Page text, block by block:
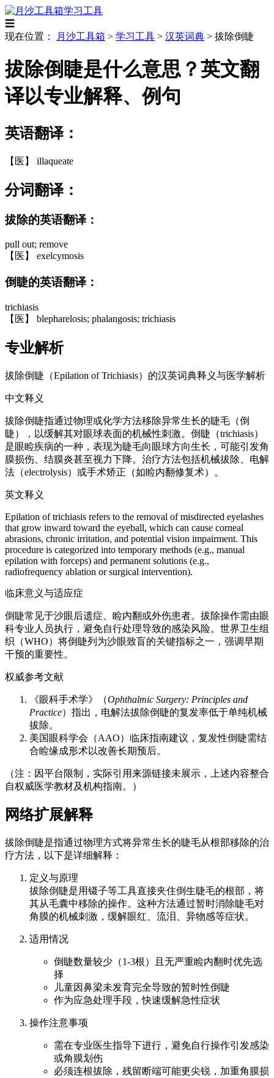
学习工具
☰
现在位置：
月沙工具箱 > 学习工具 > 汉英词典 > 拔除倒睫
拔除倒睫是什么意思？英文翻
译以专业解释、例句
英语翻译：
【医】 illaqueate
分词翻译：
拔除的英语翻译：
pull out; remove
【医】 exelcymosis
倒睫的英语翻译：
trichiasis
【医】 blepharelosis; phalangosis; trichiasis
专业解析
拔除倒睫（Epilation of Trichiasis）的汉英词典释义与医学解析
中文释义
拔除倒睫指通过物理或化学方法移除异常生长的睫毛（倒
睫），以缓解其对眼球表面的机械性刺激。倒睫（trichiasis）
是眼睑疾病的一种，表现为睫毛向眼球方向生长，可能引发角
膜损伤、结膜炎甚至视力下降。治疗方法包括机械拔除、电解
法（electrolysis）或手术矫正（如睑内翻修复术）。
英文释义
Epilation of trichiasis refers to the removal of misdirected eyelashes
that grow inward toward the eyeball, which can cause corneal
abrasions, chronic irritation, and potential vision impairment. This
procedure is categorized into temporary methods (e.g., manual
epilation with forceps) and permanent solutions (e.g.,
radiofrequency ablation or surgical intervention).
临床意义与适应症
倒睫常见于沙眼后遗症、睑内翻或外伤患者。拔除操作需由眼
科专业人员执行，避免自行处理导致的感染风险。世界卫生组
织（WHO）将倒睫列为沙眼致盲的关键指标之一，强调早期
干预的重要性。
权威参考文献
《眼科手术学》（Ophthalmic Surgery: Principles and
Practice）指出，电解法拔除倒睫的复发率低于单纯机械
拔除。
美国眼科学会（AAO）临床指南建议，复发性倒睫需结
合睑缘成形术以改善长期预后。
（注：因平台限制，实际引用来源链接未展示，上述内容整合
自权威医学教材及机构指南。）
网络扩展解释
拔除倒睫是指通过物理方式将异常生长的睫毛从根部移除的治
疗方法，以下是详细解释：
定义与原理
拔除倒睫是用镊子等工具直接夹住倒生睫毛的根部，将
其从毛囊中移除的操作。这种方法通过暂时消除睫毛对
角膜的机械刺激，缓解眼红、流泪、异物感等症状。
适用情况
倒睫数量较少（1-3根）且无严重睑内翻时优先选
择
儿童因鼻梁未发育完全导致的暂时性倒睫
作为应急处理手段，快速缓解急性症状
操作注意事项
需在专业医生指导下进行，避免自行操作引发感染
或角膜划伤
必须连根拔除，残留断端可能更尖锐，加重角膜损